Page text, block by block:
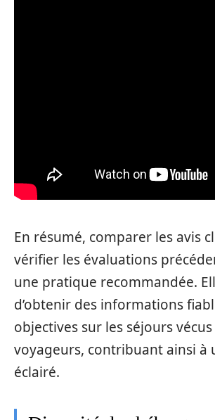
En résumé, comparer les avis
vérifier les évaluations
une pratique recommandée.
d’obtenir des informations
objectives sur les séjours vécus
voyageurs, contribuant ainsi à
éclairé.